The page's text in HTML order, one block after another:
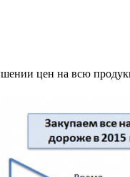
цен на всю